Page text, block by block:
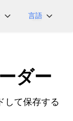
言語
Português
ダー
して保存する